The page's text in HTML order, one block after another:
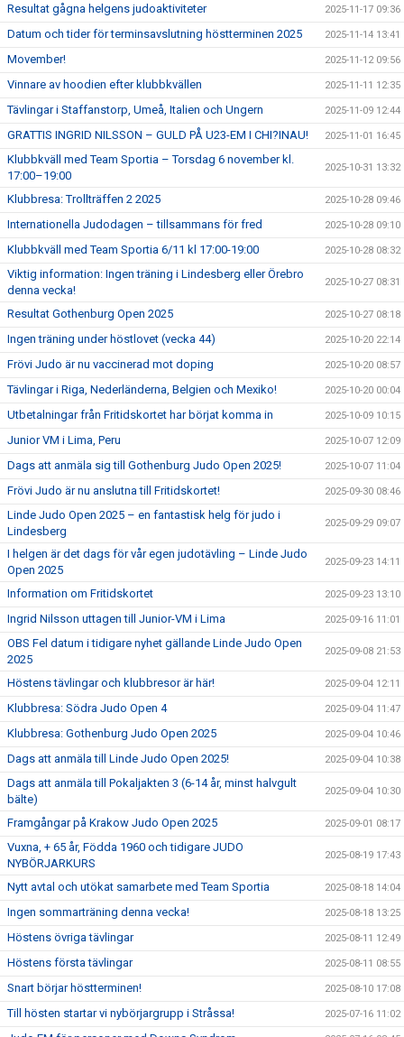
Resultat gågna helgens judoaktiviteter 2025-11-17 09:36
Datum och tider för terminsavslutning höstterminen 2025 2025-11-14 13:41
Movember! 2025-11-12 09:56
Vinnare av hoodien efter klubbkvällen 2025-11-11 12:35
Tävlingar i Staffanstorp, Umeå, Italien och Ungern 2025-11-09 12:44
GRATTIS INGRID NILSSON – GULD PÅ U23-EM I CHI?INAU! 2025-11-01 16:45
Klubbkväll med Team Sportia – Torsdag 6 november kl.
17:00–19:00
2025-10-31 13:32
Klubbresa: Trollträffen 2 2025 2025-10-28 09:46
Internationella Judodagen – tillsammans för fred 2025-10-28 09:10
Klubbkväll med Team Sportia 6/11 kl 17:00-19:00 2025-10-28 08:32
Viktig information: Ingen träning i Lindesberg eller Örebro
denna vecka!
2025-10-27 08:31
Resultat Gothenburg Open 2025 2025-10-27 08:18
Ingen träning under höstlovet (vecka 44) 2025-10-20 22:14
Frövi Judo är nu vaccinerad mot doping 2025-10-20 08:57
Tävlingar i Riga, Nederländerna, Belgien och Mexiko! 2025-10-20 00:04
Utbetalningar från Fritidskortet har börjat komma in 2025-10-09 10:15
Junior VM i Lima, Peru 2025-10-07 12:09
Dags att anmäla sig till Gothenburg Judo Open 2025! 2025-10-07 11:04
Frövi Judo är nu anslutna till Fritidskortet! 2025-09-30 08:46
Linde Judo Open 2025 – en fantastisk helg för judo i
Lindesberg
2025-09-29 09:07
I helgen är det dags för vår egen judotävling – Linde Judo
Open 2025
2025-09-23 14:11
Information om Fritidskortet 2025-09-23 13:10
Ingrid Nilsson uttagen till Junior-VM i Lima 2025-09-16 11:01
OBS Fel datum i tidigare nyhet gällande Linde Judo Open
2025
2025-09-08 21:53
Höstens tävlingar och klubbresor är här! 2025-09-04 12:11
Klubbresa: Södra Judo Open 4 2025-09-04 11:47
Klubbresa: Gothenburg Judo Open 2025 2025-09-04 10:46
Dags att anmäla till Linde Judo Open 2025! 2025-09-04 10:38
Dags att anmäla till Pokaljakten 3 (6-14 år, minst halvgult
bälte)
2025-09-04 10:30
Framgångar på Krakow Judo Open 2025 2025-09-01 08:17
Vuxna, + 65 år, Födda 1960 och tidigare JUDO
NYBÖRJARKURS
2025-08-19 17:43
Nytt avtal och utökat samarbete med Team Sportia 2025-08-18 14:04
Ingen sommarträning denna vecka! 2025-08-18 13:25
Höstens övriga tävlingar 2025-08-11 12:49
Höstens första tävlingar 2025-08-11 08:55
Snart börjar höstterminen! 2025-08-10 17:08
Till hösten startar vi nybörjargrupp i Stråssa! 2025-07-16 11:02